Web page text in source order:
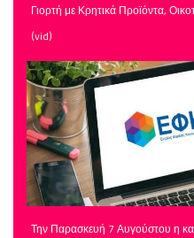
Γιορτή με Κρητικά Προϊόντα,
(vid)
Την Παρασκευή 7 Αυγούστου η